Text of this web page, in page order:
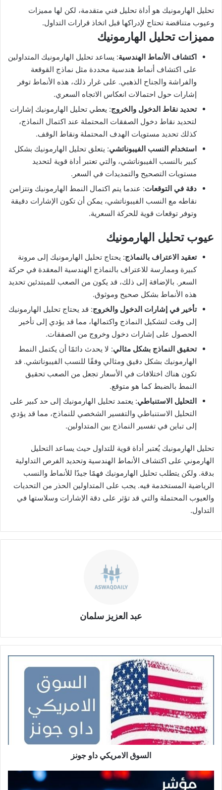
تحليل الهارمونيك هو أداة تحليل فني متقدمة، لكن لها مميزات
وعيوب متناقضة تحتاج لإدراكها قبل اتخاذ قرارات التداول.
مميزات تحليل الهارمونيك
اكتشاف الأنماط الهندسية: يساعد تحليل الهارمونيك المتداولين
على اكتشاف أنماط هندسية محددة مثل نماذج القوقعة
والفراشة والجناح الذهبي. على غرار ذلك، هذه الأنماط توفر
إشارات حول احتمالات انعكاس الاتجاه السعري.
تحديد نقاط الدخول والخروج: يعطي تحليل الهارمونيك إشارات
لتحديد نقاط دخول الصفقات المحتملة عند اكتمال النماذج،
كذلك تحديد مستويات الهدف المحتملة ونقاط الوقف.
استخدام النسب الفيبوناتشي: يتعلق تحليل الهارمونيك بشكل
كبير بالنسب الفيبوناتشي، والتي تعتبر أداة قوية لتحديد
مستويات التصحيح والتمديدات في السعر.
دقة في التوقعات: عندما يتم اكتمال النمط الهارمونيك وتتزامن
نقاطه مع النسب الفيبوناتشي، يمكن أن تكون الإشارات دقيقة
وتوفر توقعات قوية للحركة السعرية.
عيوب تحليل الهارمونيك
تعقيد الاعتراف بالنماذج: يحتاج تحليل الهارمونيك إلى مرونة
كبيرة وممارسة للاعتراف بالنماذج الهندسية المعقدة في حركة
السعر. بالإضافة إلى ذلك، قد يكون من الصعب للمبتدئين تحديد
هذه الأنماط بشكل صحيح وموثوق.
تأخير في إشارات الدخول والخروج: قد يحتاج تحليل الهارمونيك
إلى وقت لتشكيل النماذج واكتمالها، مما قد يؤدي إلى تأخير
الحصول على إشارات دخول وخروج من الصفقات.
تحقيق النماذج بشكل مثالي: لا يحدث دائمًا أن يكتمل النمط
الهارمونيك بشكل دقيق ومثالي وفقًا للنسب الفيبوناتشي. قد
تكون هناك اختلافات في الأسعار تجعل من الصعب تحقيق
النمط بالضبط كما هو متوقع.
التحليل الاستنباطي: يعتمد تحليل الهارمونيك إلى حد كبير على
التحليل الاستنباطي والتفسير الشخصي للنماذج، مما قد يؤدي
إلى تباين في تفسير النماذج بين المتداولين.
تحليل الهارمونيك يُعتبر أداة قوية للتداول حيث يساعد التحليل
الهارموني على اكتشاف الأنماط الهندسية وتحديد الفرص التداولية
بدقة. ولكن يتطلب تحليل الهارمونيك فهمًا جيدًا للأنماط والنسب
الرياضية المستخدمة فيه. يجب على المتداولين الحذر من التحديات
والعيوب المحتملة والتي قد تؤثر على دقة الإشارات وسلاستها في
التداول.
عبد العزيز سلمان
م
ك
السوق الامريكي داو جونز
م